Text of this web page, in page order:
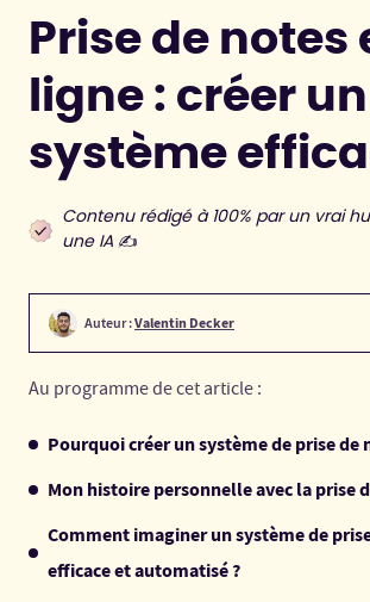
Prise de notes
ligne : créer un
système
Contenu rédigé à 100% par un vrai
une IA ✍️
Auteur :Valentin Decker
Au programme de cet article :
Pourquoi créer un système de prise de
Mon histoire personnelle avec la prise
Comment imaginer un système de
efficace et automatisé ?